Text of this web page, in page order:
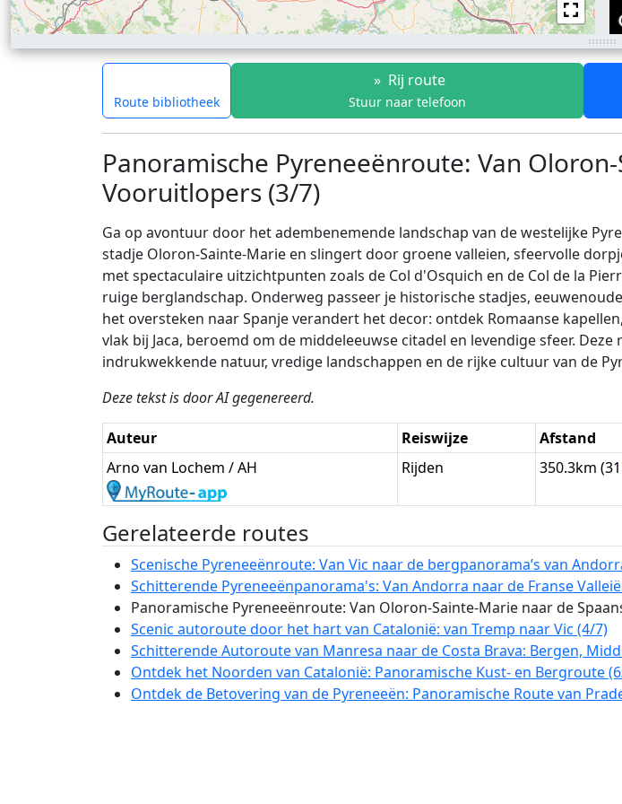
Route bibliotheek
» Rij route
Stuur naar telefoon
Panoramische Pyreneeënroute: Van
Vooruitlopers (3/7)
Ga op avontuur door het adembenemende landschap van de westelijke
stadje Oloron-Sainte-Marie en slingert door groene valleien, sfeervolle
met spectaculaire uitzichtpunten zoals de Col d'Osquich en de Col de la
ruige berglandschap. Onderweg passeer je historische stadjes,
het oversteken naar Spanje verandert het decor: ontdek Romaanse
vlak bij Jaca, beroemd om de middeleeuwse citadel en levendige sfeer.
indrukwekkende natuur, vredige landschappen en de rijke cultuur van de
Deze tekst is door AI gegenereerd.
Auteur Reiswijze Afstand
Arno van Lochem / AH
Rijden 350.3km
Gerelateerde routes
Scenische Pyreneeënroute: Van Vic naar de bergpanorama’s van
Schitterende Pyreneeënpanorama's: Van Andorra naar de Franse
Panoramische Pyreneeënroute: Van Oloron-Sainte-Marie naar de
Scenic autoroute door het hart van Catalonië: van Tremp naar Vic (4/7)
Schitterende Autoroute van Manresa naar de Costa Brava: Bergen,
Ontdek het Noorden van Catalonië: Panoramische Kust- en Bergroute
Ontdek de Betovering van de Pyreneeën: Panoramische Route van